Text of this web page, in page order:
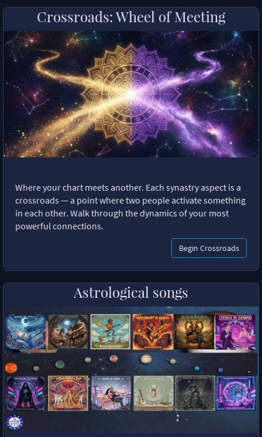
Crossroads: Wheel of Meeting
Where your chart meets another. Each synastry aspect is a
crossroads — a point where two people activate something
in each other. Walk through the dynamics of your most
powerful connections.
Begin Crossroads
Astrological songs